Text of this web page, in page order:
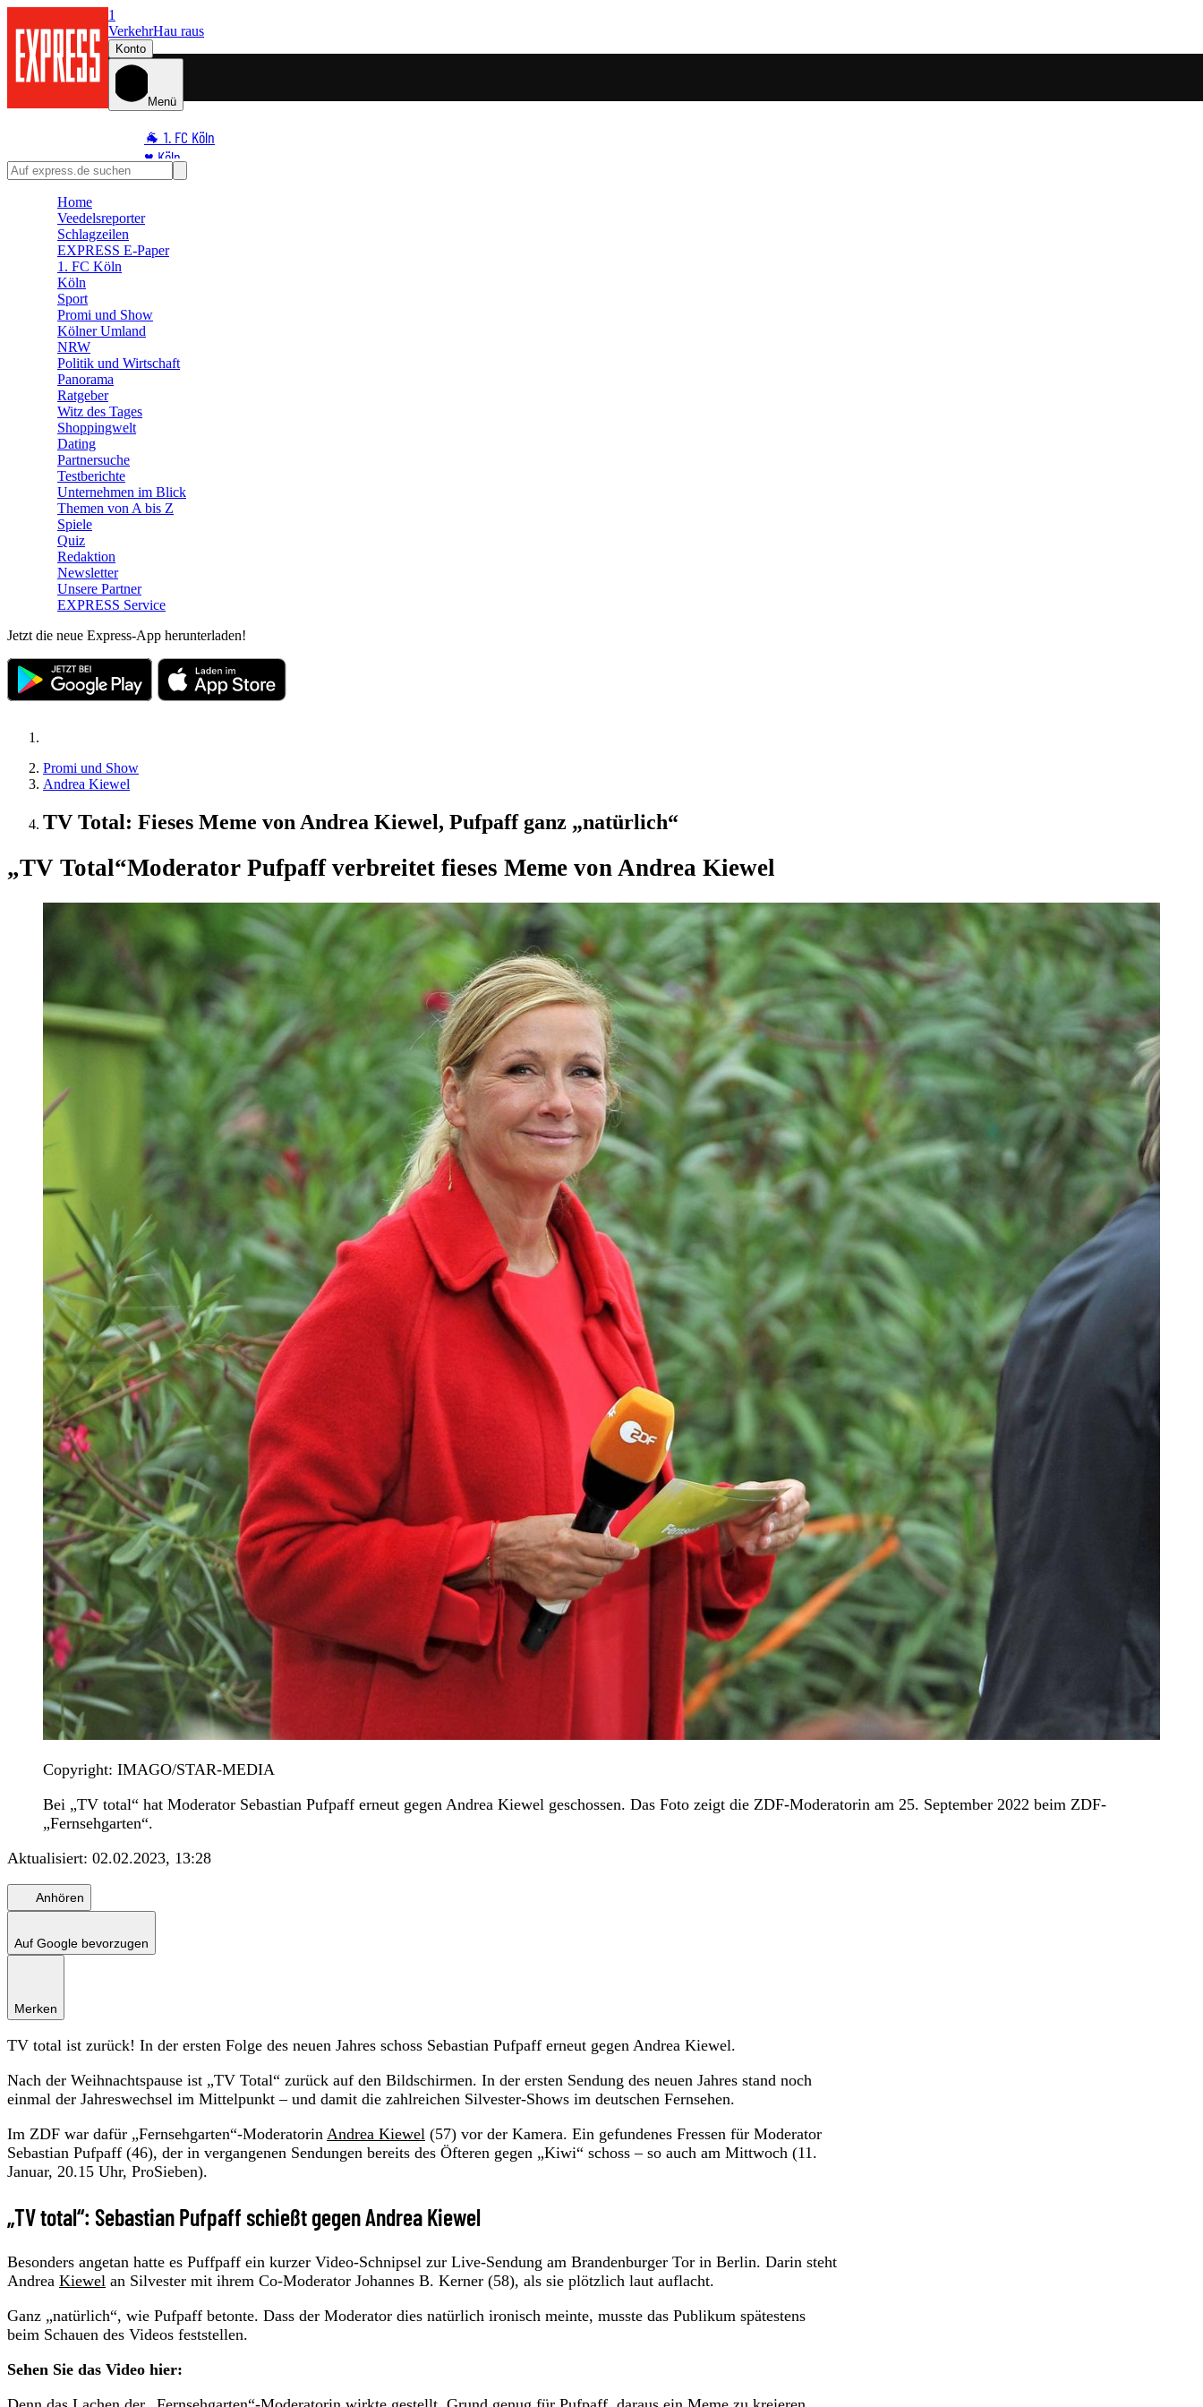
1
VerkehrHau raus
Konto
Menü
🐐 1. FC Köln
♥️ Köln
⭐ Promi
🛒 Shoppingwelt
🧩 Spiele
Home
Veedelsreporter
Schlagzeilen
EXPRESS E-Paper
1. FC Köln
Köln
Sport
Promi und Show
Kölner Umland
NRW
Politik und Wirtschaft
Panorama
Ratgeber
Witz des Tages
Shoppingwelt
Dating
Partnersuche
Testberichte
Unternehmen im Blick
Themen von A bis Z
Spiele
Quiz
Redaktion
Newsletter
Unsere Partner
EXPRESS Service
Jetzt die neue Express-App herunterladen!
Promi und Show
Andrea Kiewel
TV Total: Fieses Meme von Andrea Kiewel, Pufpaff ganz „natürlich“
„TV Total“Moderator Pufpaff verbreitet fieses Meme von Andrea Kiewel
Copyright: IMAGO/STAR-MEDIA
Bei „TV total“ hat Moderator Sebastian Pufpaff erneut gegen Andrea Kiewel geschossen. Das Foto zeigt die ZDF-Moderatorin am 25. September 2022 beim ZDF-
„Fernsehgarten“.
Aktualisiert: 02.02.2023, 13:28
Anhören
Auf Google bevorzugen
Merken
TV total ist zurück! In der ersten Folge des neuen Jahres schoss Sebastian Pufpaff erneut gegen Andrea Kiewel.
Nach der Weihnachtspause ist „TV Total“ zurück auf den Bildschirmen. In der ersten Sendung des neuen Jahres stand noch
einmal der Jahreswechsel im Mittelpunkt – und damit die zahlreichen Silvester-Shows im deutschen Fernsehen.
Im ZDF war dafür „Fernsehgarten“-Moderatorin Andrea Kiewel (57) vor der Kamera. Ein gefundenes Fressen für Moderator
Sebastian Pufpaff (46), der in vergangenen Sendungen bereits des Öfteren gegen „Kiwi“ schoss – so auch am Mittwoch (11.
Januar, 20.15 Uhr, ProSieben).
„TV total“: Sebastian Pufpaff schießt gegen Andrea Kiewel
Besonders angetan hatte es Puffpaff ein kurzer Video-Schnipsel zur Live-Sendung am Brandenburger Tor in Berlin. Darin steht
Andrea Kiewel an Silvester mit ihrem Co-Moderator Johannes B. Kerner (58), als sie plötzlich laut auflacht.
Ganz „natürlich“, wie Pufpaff betonte. Dass der Moderator dies natürlich ironisch meinte, musste das Publikum spätestens
beim Schauen des Videos feststellen.
Sehen Sie das Video hier: